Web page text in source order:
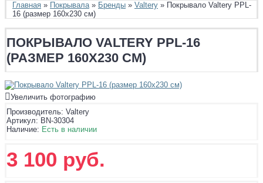
Главная » Покрывала » Бренды » Valtery » Покрывало Valtery PPL-
16 (размер 160х230 см)
ПОКРЫВАЛО VALTERY PPL-16
(РАЗМЕР 160Х230 СМ)
Увеличить фотографию
Производитель: Valtery
Артикул: BN-30304
Наличие: Есть в наличии
3 100 руб.